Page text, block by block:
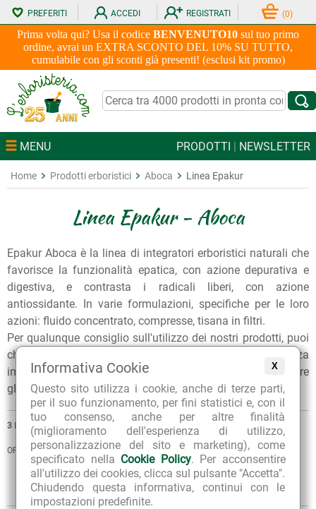
X
Informativa Cookie
Questo sito utilizza i cookie, anche di terze parti,
per il suo funzionamento, per fini statistici e, con il
tuo consenso, anche per altre finalità
(miglioramento dell'esperienza di utilizzo,
personalizzazione del sito e marketing), come
specificato nella Cookie Policy. Per acconsentire
all'utilizzo dei cookies, clicca sul pulsante "Accetta".
Chiudendo questa informativa, continui con le
impostazioni predefinite.
Prima volta qui? Usa il codice BENVENUTO10 sul tuo primo
ordine, avrai un EXTRA SCONTO DEL 10% SU TUTTO,
cumulabile con gli sconti già presenti! (esclusi kit promo)
PREFERITI ACCEDI REGISTRATI (0)
MENU PRODOTTI | NEWSLETTER
Home Prodotti erboristici Aboca Linea Epakur
Linea Epakur - Aboca
Epakur Aboca è la linea di integratori erboristici naturali che
favorisce la funzionalità epatica, con azione depurativa e
digestiva, e contrasta i radicali liberi, con azione
antiossidante. In varie formulazioni, specifiche per le loro
azioni: fluido concentrato, compresse, tisana in filtri.
Per qualunque consiglio sull'utilizzo dei nostri prodotti, puoi
chiedere ai nostri erboristi una
e senza
impegno. Per ulteriori informazioni, inoltre, puoi consultare
gli
Articoli di approfondimentosul nostro blog.
3 PRODOTTI
ORDINA PER
VISTA
Sintetica Estesa